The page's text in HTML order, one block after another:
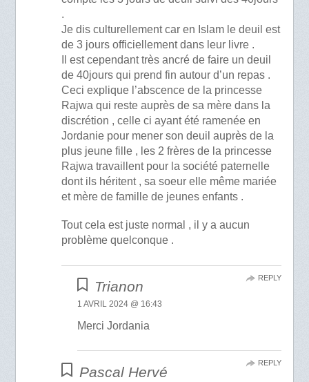
.
Je dis culturellement car en Islam le deuil est
de 3 jours officiellement dans leur livre .
Il est cependant très ancré de faire un deuil
de 40jours qui prend fin autour d’un repas .
Ceci explique l’abscence de la princesse
Rajwa qui reste auprès de sa mère dans la
discrétion , celle ci ayant été ramenée en
Jordanie pour mener son deuil auprès de la
plus jeune fille , les 2 frères de la princesse
Rajwa travaillent pour la société paternelle
dont ils héritent , sa soeur elle même mariée
et mère de famille de jeunes enfants .
Tout cela est juste normal , il y a aucun
problème quelconque .
Trianon
1 AVRIL 2024 @ 16:43
Merci Jordania
REPLY
Pascal Hervé
REPLY